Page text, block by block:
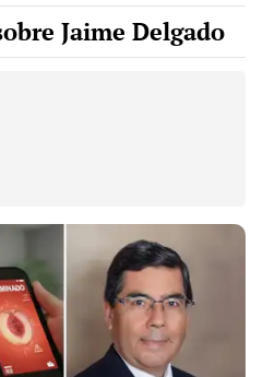
Jaime Delgado